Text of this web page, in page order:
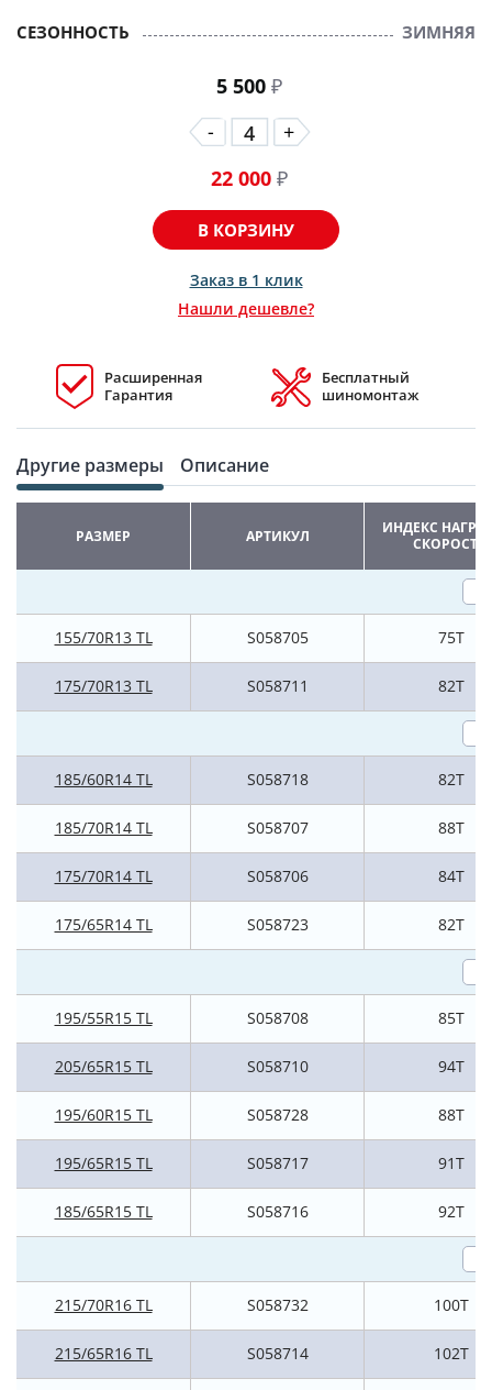
СЕЗОННОСТЬ ЗИМНЯЯ
5 500₽
-
+
22 000 ₽
В КОРЗИНУ
Заказ в 1 клик
Нашли дешевле?
Расширенная
Гарантия
Бесплатный
шиномонтаж
Другие размеры Описание
РАЗМЕР АРТИКУЛ
ИНДЕКС
СКОРОСТИ
155/70R13 TL S058705 75T
175/70R13 TL S058711 82T
185/60R14 TL S058718 82T
185/70R14 TL S058707 88T
175/70R14 TL S058706 84T
175/65R14 TL S058723 82T
195/55R15 TL S058708 85T
205/65R15 TL S058710 94T
195/60R15 TL S058728 88T
195/65R15 TL S058717 91T
185/65R15 TL S058716 92T
215/70R16 TL S058732 100T
215/65R16 TL S058714 102T